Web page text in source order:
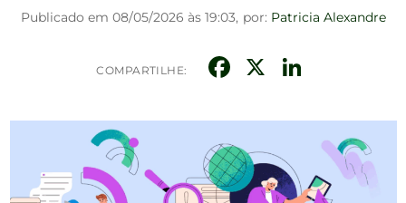
Publicado em 08/05/2026 às 19:03, por: Patricia Alexandre
COMPARTILHE: Facebook
X